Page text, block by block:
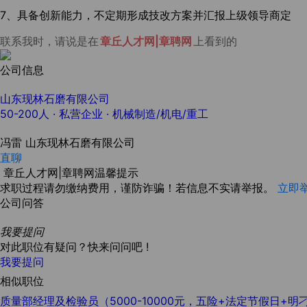
7、具备创新能力，不定期形成技改方案并汇报上级领导商定
联系我时，请说是在章丘人才网|章聘网 上看到的
公司信息
山东现林石磨有限公司
50-200人 · 私营企业 · 机械制造/机电/重工
冯雷 山东现林石磨有限公司
直聊
章丘人才网|章聘网温馨提示
求职过程请勿缴纳费用，谨防诈骗！若信息不实请举报。 立即
公司问答
我要提问
对此职位有疑问？快来问问吧 !
我要提问
相似职位
质量部经理及检验员（5000-10000元，五险+法定节假日+明刁